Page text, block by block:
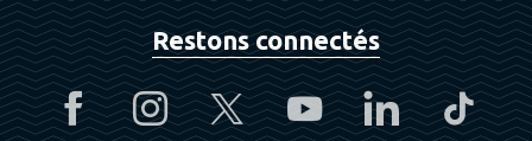
Restons connectés